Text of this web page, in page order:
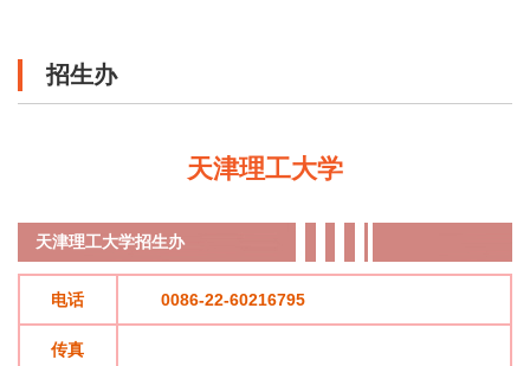
招生办
天津理工大学
天津理工大学招生办
电话 0086-22-60216795
传真